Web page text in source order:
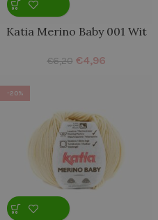
Katia Merino Baby 001 Wit
€6,20 €4,96
-20%